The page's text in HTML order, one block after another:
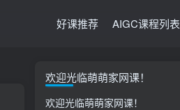
好课推荐 AIGC课程列表
欢迎光临萌萌家网课！
欢迎光临萌萌家网课！